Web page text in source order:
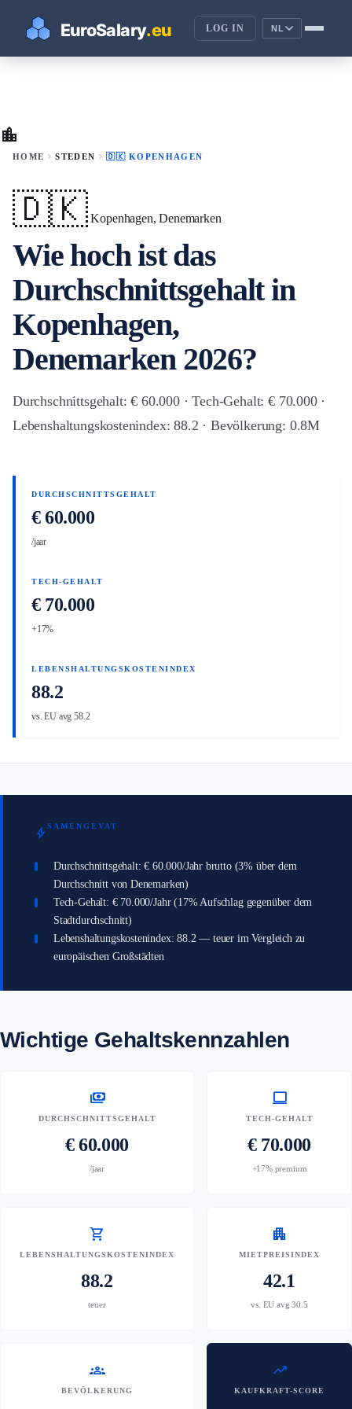
LOG IN NL
location_city
HOME chevron_rightSTEDEN chevron_right🇩🇰 KOPENHAGEN
🇩🇰 Kopenhagen, Denemarken
Wie hoch ist das
Durchschnittsgehalt in
Kopenhagen,
Denemarken 2026?
Durchschnittsgehalt: € 60.000 · Tech-Gehalt: € 70.000 ·
Lebenshaltungskostenindex: 88.2 · Bevölkerung: 0.8M
DURCHSCHNITTSGEHALT
€ 60.000
/jaar
TECH-GEHALT
€ 70.000
+17%
LEBENSHALTUNGSKOSTENINDEX
88.2
vs. EU avg 58.2
bolt SAMENGEVAT
Durchschnittsgehalt: € 60.000/Jahr brutto (3% über dem
Durchschnitt von Denemarken)
Tech-Gehalt: € 70.000/Jahr (17% Aufschlag gegenüber dem
Stadtdurchschnitt)
Lebenshaltungskostenindex: 88.2 — teuer im Vergleich zu
europäischen Großstädten
Wichtige Gehaltskennzahlen
payments
DURCHSCHNITTSGEHALT
€ 60.000
/jaar
computer
TECH-GEHALT
€ 70.000
+17% premium
shopping_cart
LEBENSHALTUNGSKOSTENINDEX
88.2
teuer
apartment
MIETPREISINDEX
42.1
vs. EU avg 30.5
groups
BEVÖLKERUNG
trending_up
KAUFKRAFT-SCORE